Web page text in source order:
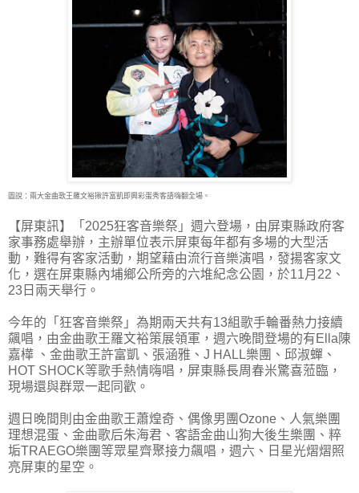
圖說：兩大金曲歌王羅文裕揪許富凱即興彩蛋秀客語嗨翻全場。
【屏東訊】「2025狂客音樂祭」週六登場，由屏東縣政府客
家事務處舉辦，主辦單位表示屏東每年都有多場的大型活
動，難得有客家活動，期望藉由流行音樂演唱，發揚客家文
化，選在屏東縣內埔鄉公所旁的六堆紀念公園，於11月22、
23日兩天舉行。
今年的「狂客音樂祭」為期兩天共有13組歌手輪番熱力接續
飆唱，由金曲歌王羅文裕策展領軍，週六晚間登場的有Ella陳
嘉樺 、金曲歌王許富凱、張涵雅、J HALL樂團、邱淑蟬、
HOT SHOCK等歌手熱情嗨唱，屏東縣長周春米驚喜蒞臨，
現場還與群眾一起同歡。
週日晚間則由金曲歌王蕭煌奇、偶像男團Ozone、人氣樂團
理想混蛋、金曲歌后朱海君、客語金曲山狗大後生樂團、粹
垢TRAEGO樂團等眾星齊聚接力飆唱，週六、日星光熠熠照
亮屏東的星空。